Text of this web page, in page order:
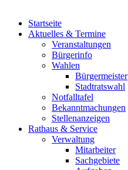
Startseite
Aktuelles & Termine
Veranstaltungen
Bürgerinfo
Wahlen
Bürgermeister
Stadtratswahl
Notfalltafel
Bekanntmachungen
Stellenanzeigen
Rathaus & Service
Verwaltung
Mitarbeiter
Sachgebiete